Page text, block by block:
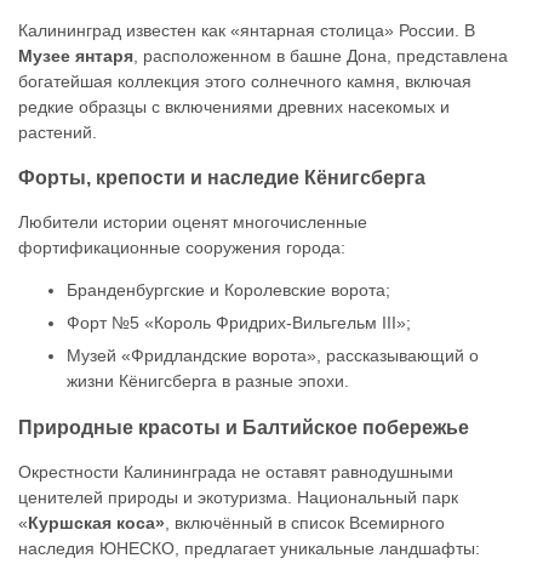
Калининград известен как «янтарная столица» России. В
Музее янтаря , расположенном в башне Дона, представлена
богатейшая коллекция этого солнечного камня, включая
редкие образцы с включениями древних насекомых и
растений.
Форты, крепости и наследие Кёнигсберга
Любители истории оценят многочисленные
фортификационные сооружения города:
Бранденбургские и Королевские ворота;
Форт №5 «Король Фридрих-Вильгельм III»;
Музей «Фридландские ворота», рассказывающий о
жизни Кёнигсберга в разные эпохи.
Природные красоты и Балтийское побережье
Окрестности Калининграда не оставят равнодушными
ценителей природы и экотуризма. Национальный парк
«Куршская коса» , включённый в список Всемирного
наследия ЮНЕСКО, предлагает уникальные ландшафты: